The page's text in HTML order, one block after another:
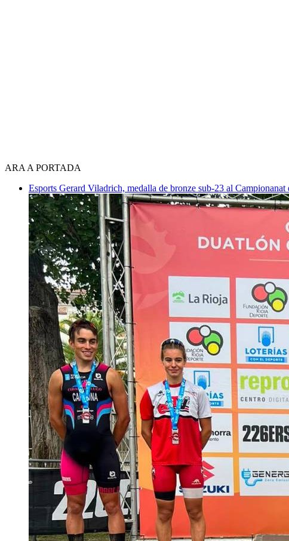
ARA A PORTADA
Esports Gerard Viladrich, medalla de bronze sub-23 al Campionanat